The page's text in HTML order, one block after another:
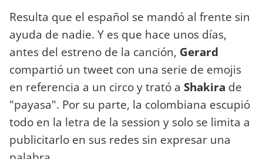
Resulta que el español se mandó al frente sin
ayuda de nadie. Y es que hace unos días,
antes del estreno de la canción, Gerard
compartió un tweet con una serie de emojis
en referencia a un circo y trató a Shakira de
"payasa". Por su parte, la colombiana escupió
todo en la letra de la session y solo se limita a
publicitarlo en sus redes sin expresar una